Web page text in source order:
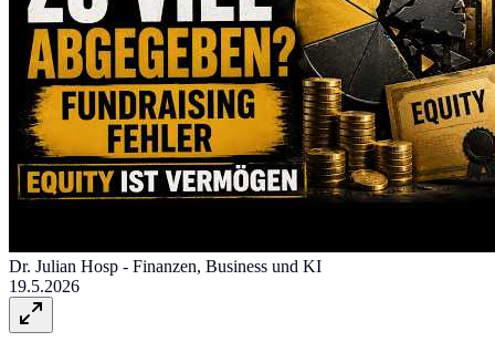
Dr. Julian Hosp - Finanzen, Business und KI
19.5.2026